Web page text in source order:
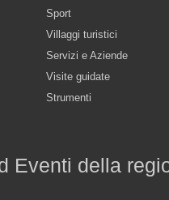
Sport
Villaggi turistici
Servizi e Aziende
Visite guidate
Strumenti
Eventi della